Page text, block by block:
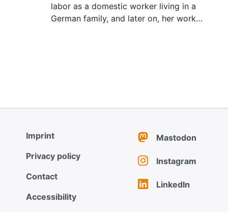
labor as a domestic worker living in a
German family, and later on, her work…
Imprint
Privacy policy
Contact
Accessibility
Mastodon
Instagram
LinkedIn